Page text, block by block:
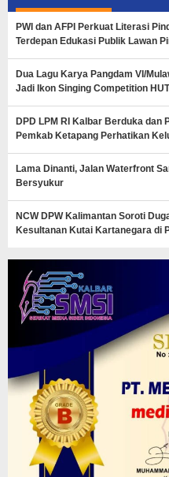
PWI dan AFPI Perkuat Literasi
Terdepan Edukasi Publik Lawan
Dua Lagu Karya Pangdam VI/
Jadi Ikon Singing Competition
DPD LPM RI Kalbar Berduka
Pemkab Ketapang Perhatikan
Lama Dinanti, Jalan Waterfront
Bersyukur
NCW DPW Kalimantan Soroti
Kesultanan Kutai Kartanegara di